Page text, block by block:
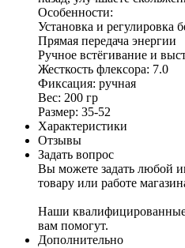
Особенности:
Установка и регулировка
Прямая передача энергии
Ручное встёгивание и
Жесткость флексора: 7.0
Фиксация: ручная
Вес: 200 гр
Размер: 35-52
Характеристики
Отзывы
Задать вопрос
Вы можете задать любой
товару или работе
Наши квалифицированные
вам помогут.
Дополнительно